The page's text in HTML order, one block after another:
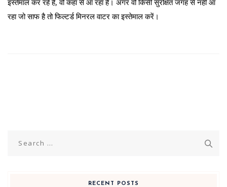
रहा जो साफ है तो फिल्टर्ड मिनरल वाटर का इस्तेमाल करें।
RECENT POSTS